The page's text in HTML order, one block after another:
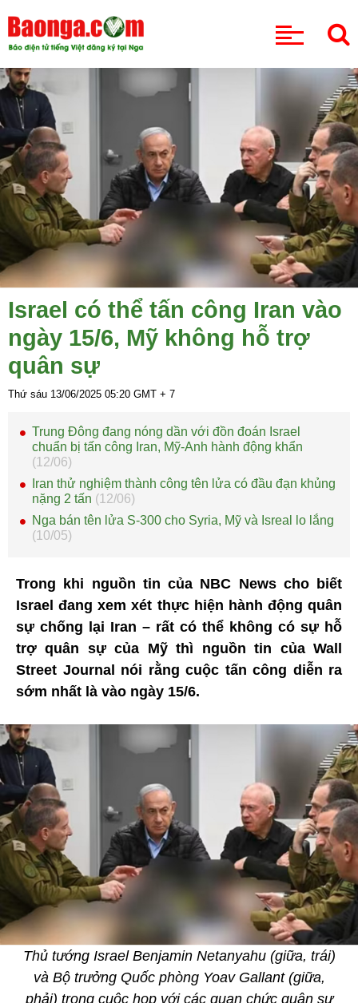
Israel có thể tấn công Iran vào
ngày 15/6, Mỹ không hỗ trợ
quân sự
Thứ sáu 13/06/2025 05:20 GMT + 7
Trung Đông đang nóng dần với đồn đoán Israel
chuẩn bị tấn công Iran, Mỹ-Anh hành động khẩn
(12/06)
Iran thử nghiệm thành công tên lửa có đầu đạn khủng
nặng 2 tấn (12/06)
Nga bán tên lửa S-300 cho Syria, Mỹ và Isreal lo lắng
(10/05)
Trong khi nguồn tin của NBC News cho biết
Israel đang xem xét thực hiện hành động quân
sự chống lại Iran – rất có thể không có sự hỗ
trợ quân sự của Mỹ thì nguồn tin của Wall
Street Journal nói rằng cuộc tấn công diễn ra
sớm nhất là vào ngày 15/6.
Thủ tướng Israel Benjamin Netanyahu (giữa, trái)
và Bộ trưởng Quốc phòng Yoav Gallant (giữa,
phải) trong cuộc họp với các quan chức quân sự